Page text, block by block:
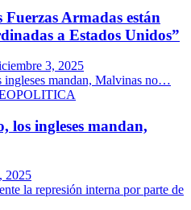
Armadas están
a Estados Unidos”
3, 2025
los ingleses mandan,
2025